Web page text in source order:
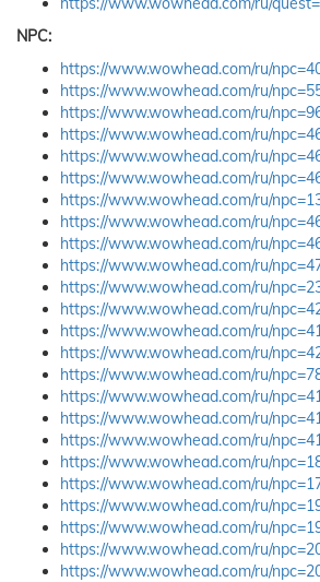
NPC:
https://www.wowhead.com/ru/
https://www.wowhead.com/ru/
https://www.wowhead.com/ru/
https://www.wowhead.com/ru/
https://www.wowhead.com/ru/
https://www.wowhead.com/ru/
https://www.wowhead.com/ru/
https://www.wowhead.com/ru/
https://www.wowhead.com/ru/
https://www.wowhead.com/ru/
https://www.wowhead.com/ru/
https://www.wowhead.com/ru/
https://www.wowhead.com/ru/
https://www.wowhead.com/ru/
https://www.wowhead.com/ru/
https://www.wowhead.com/ru/
https://www.wowhead.com/ru/
https://www.wowhead.com/ru/
https://www.wowhead.com/ru/
https://www.wowhead.com/ru/
https://www.wowhead.com/ru/
https://www.wowhead.com/ru/
https://www.wowhead.com/ru/
https://www.wowhead.com/ru/